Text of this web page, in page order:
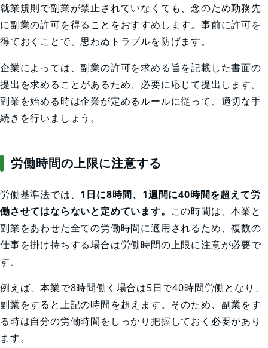
就業規則で副業が禁止されていなくても、念のため勤務先
に副業の許可を得ることをおすすめします。事前に許可を
得ておくことで、思わぬトラブルを防げます。
企業によっては、副業の許可を求める旨を記載した書面の
提出を求めることがあるため、必要に応じて提出します。
副業を始める時は企業が定めるルールに従って、適切な手
続きを行いましょう。
労働時間の上限に注意する
労働基準法では、 1日に8時間、1週間に40時間を超えて労
働させてはならないと定めています。 この時間は、本業と
副業をあわせた全ての労働時間に適用されるため、複数の
仕事を掛け持ちする場合は労働時間の上限に注意が必要で
す。
例えば、本業で8時間働く場合は5日で40時間労働となり、
副業をすると上記の時間を超えます。そのため、副業をす
る時は自分の労働時間をしっかり把握しておく必要があり
ます。